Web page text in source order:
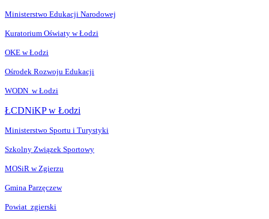
Ministerstwo Edukacji Narodowej
Kuratorium Oświaty w Łodzi
OKE w Łodzi
Ośrodek Rozwoju Edukacji
WODN w Łodzi
ŁCDNiKP w Łodzi
Ministerstwo Sportu i Turystyki
Szkolny Związek Sportowy
MOSiR w Zgierzu
Gmina Parzęczew
Powiat zgierski